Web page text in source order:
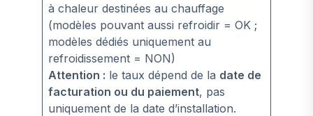
à chaleur destinées au chauffage
(modèles pouvant aussi refroidir = OK ;
modèles dédiés uniquement au
refroidissement = NON)
Attention : le taux dépend de la date de
facturation ou du paiement, pas
uniquement de la date d’installation.